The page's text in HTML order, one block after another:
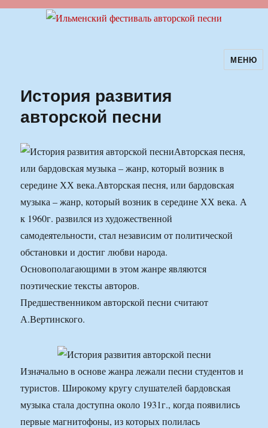
Ильменский фестиваль авторскойМЕНЮ
История развития
авторской песни
Авторская песня,
или бардовская музыка – жанр, который возник в
середине ХХ века.Авторская песня, или бардовская
музыка – жанр, который возник в середине ХХ века. А
к 1960г. развился из художественной
самодеятельности, стал независим от политической
обстановки и достиг любви народа.
Основополагающими в этом жанре являются
поэтические тексты авторов.
Предшественником авторской песни считают
А.Вертинского.
Изначально в основе жанра лежали песни студентов и
туристов. Широкому кругу слушателей бардовская
музыка стала доступна около 1931г., когда появились
первые магнитофоны, из которых полилась